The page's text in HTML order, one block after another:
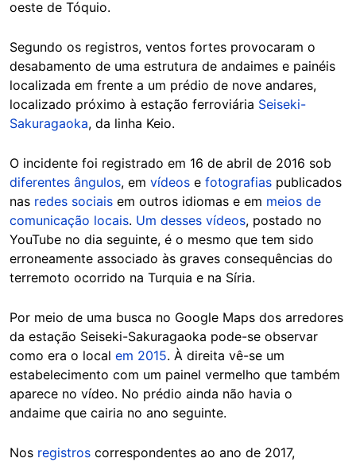
oeste de Tóquio.
Segundo os registros, ventos fortes provocaram o
desabamento de uma estrutura de andaimes e painéis
localizada em frente a um prédio de nove andares,
localizado próximo à estação ferroviária Seiseki-
Sakuragaoka, da linha Keio.
O incidente foi registrado em 16 de abril de 2016 sob
diferentes ângulos, em vídeos e fotografias publicados
nas redes sociais em outros idiomas e em meios de
comunicação locais. Um desses vídeos, postado no
YouTube no dia seguinte, é o mesmo que tem sido
erroneamente associado às graves consequências do
terremoto ocorrido na Turquia e na Síria.
Por meio de uma busca no Google Maps dos arredores
da estação Seiseki-Sakuragaoka pode-se observar
como era o local em 2015. À direita vê-se um
estabelecimento com um painel vermelho que também
aparece no vídeo. No prédio ainda não havia o
andaime que cairia no ano seguinte.
Nos registros correspondentes ao ano de 2017,